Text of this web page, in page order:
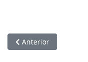
Artículo anterior:
Anterior